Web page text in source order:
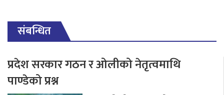
संबन्धित
प्रदेश सरकार गठन र ओलीको नेतृत्वमाथि
पाण्डेको प्रश्न